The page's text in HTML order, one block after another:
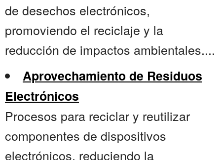
de desechos electrónicos,
promoviendo el reciclaje y la
reducción de impactos ambientales....
Aprovechamiento de Residuos
Electrónicos
Procesos para reciclar y reutilizar
componentes de dispositivos
electrónicos, reduciendo la